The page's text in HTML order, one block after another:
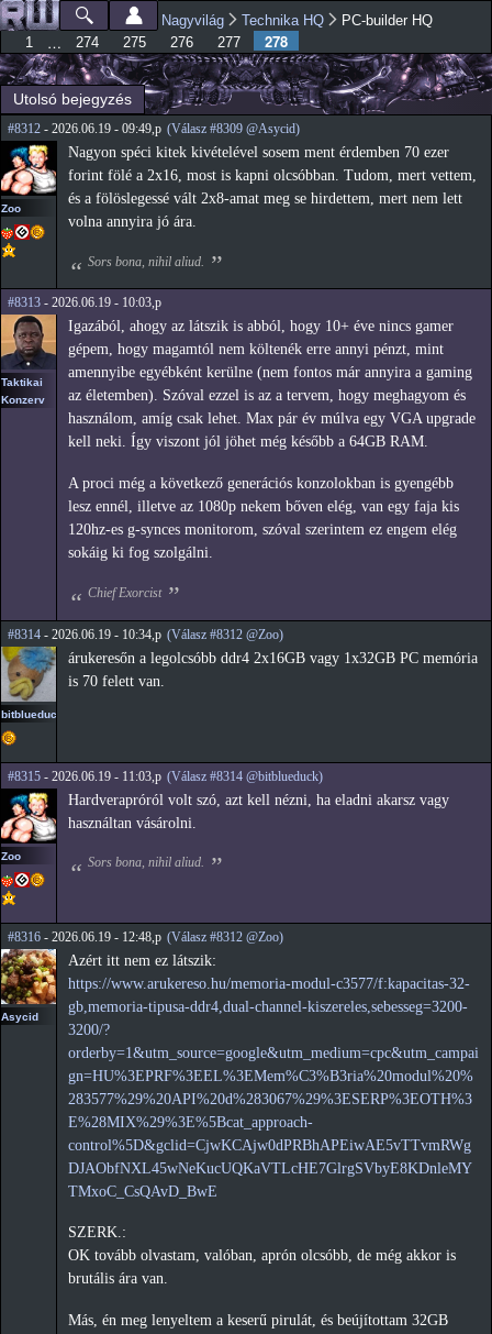
Ugrás a
tartalomra
Főmenü
Jelenlegi hely
Nagyvilág Technika HQ
PC-builder HQ
1
… 274 275 276 277 278
Utolsó bejegyzés
#8312 - 2026.06.19 - 09:49,p (Válasz #8309 @Asycid)
Zoo
Nagyon spéci kitek kivételével sosem ment érdemben 70 ezer
forint fölé a 2x16, most is kapni olcsóbban. Tudom, mert vettem,
és a fölöslegessé vált 2x8-amat meg se hirdettem, mert nem lett
volna annyira jó ára.
Sors bona, nihil aliud.
#8313 - 2026.06.19 - 10:03,p
Taktikai
Konzerv
Igazából, ahogy az látszik is abból, hogy 10+ éve nincs gamer
gépem, hogy magamtól nem költenék erre annyi pénzt, mint
amennyibe egyébként kerülne (nem fontos már annyira a gaming
az életemben). Szóval ezzel is az a tervem, hogy meghagyom és
használom, amíg csak lehet. Max pár év múlva egy VGA upgrade
kell neki. Így viszont jól jöhet még később a 64GB RAM.
A proci még a következő generációs konzolokban is gyengébb
lesz ennél, illetve az 1080p nekem bőven elég, van egy faja kis
120hz-es g-synces monitorom, szóval szerintem ez engem elég
sokáig ki fog szolgálni.
Chief Exorcist
#8314 - 2026.06.19 - 10:34,p (Válasz #8312 @Zoo)
bitblueduck
árukeresőn a legolcsóbb ddr4 2x16GB vagy 1x32GB PC memória
is 70 felett van.
#8315 - 2026.06.19 - 11:03,p (Válasz #8314 @bitblueduck)
Zoo
Hardverapróról volt szó, azt kell nézni, ha eladni akarsz vagy
használtan vásárolni.
Sors bona, nihil aliud.
#8316 - 2026.06.19 - 12:48,p (Válasz #8312 @Zoo)
Asycid
Azért itt nem ez látszik:
https://www.arukereso.hu/memoria-modul-c3577/f:kapacitas-32-
gb,memoria-tipusa-ddr4,dual-channel-kiszereles,sebesseg=3200-
3200/?
orderby=1&utm_source=google&utm_medium=cpc&utm_campai
gn=HU%3EPRF%3EEL%3EMem%C3%B3ria%20modul%20%
283577%29%20API%20d%283067%29%3ESERP%3EOTH%3
E%28MIX%29%3E%5Bcat_approach-
control%5D&gclid=CjwKCAjw0dPRBhAPEiwAE5vTTvmRWg
DJAObfNXL45wNeKucUQKaVTLcHE7GlrgSVbyE8KDnleMY
TMxoC_CsQAvD_BwE
SZERK.:
OK tovább olvastam, valóban, aprón olcsóbb, de még akkor is
brutális ára van.
Más, én meg lenyeltem a keserű pirulát, és beújítottam 32GB